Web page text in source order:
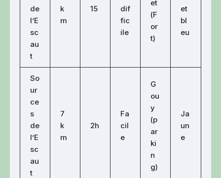
de
l’E
sc
au
t
k
m
15
dif
fic
ile
et
(F
or
t)
et
bl
eu
So
ur
ce
s
de
l’E
sc
au
t
7
k
m
2h
Fa
cil
e
G
ou
y
(p
ar
ki
n
g)
Ja
un
e